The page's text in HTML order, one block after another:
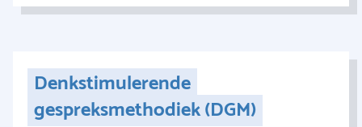
Denkstimulerende
gespreksmethodiek (DGM)